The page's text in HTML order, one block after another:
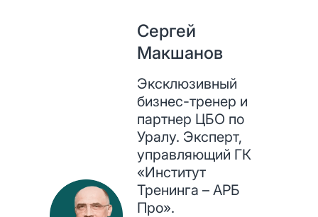
Сергей
Макшанов
Эксклюзивный
бизнес-тренер и
партнер ЦБО по
Уралу. Эксперт,
управляющий ГК
«Институт
Тренинга – АРБ
Про».